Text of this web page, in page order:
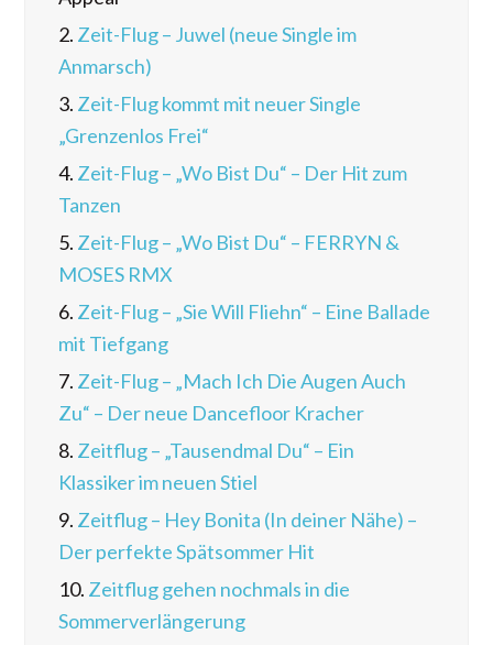
2. Zeit-Flug – Juwel (neue Single im
Anmarsch)
3. Zeit-Flug kommt mit neuer Single
„Grenzenlos Frei“
4. Zeit-Flug – „Wo Bist Du“ – Der Hit zum
Tanzen
5. Zeit-Flug – „Wo Bist Du“ – FERRYN &
MOSES RMX
6. Zeit-Flug – „Sie Will Fliehn“ – Eine Ballade
mit Tiefgang
7. Zeit-Flug – „Mach Ich Die Augen Auch
Zu“ – Der neue Dancefloor Kracher
8. Zeitflug – „Tausendmal Du“ – Ein
Klassiker im neuen Stiel
9. Zeitflug – Hey Bonita (In deiner Nähe) –
Der perfekte Spätsommer Hit
10. Zeitflug gehen nochmals in die
Sommerverlängerung